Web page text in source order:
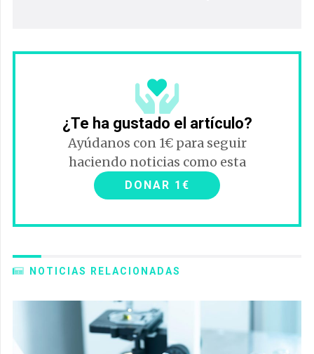
¿Te ha gustado el artículo?
Ayúdanos con 1€ para seguir
haciendo noticias como esta
DONAR 1€
NOTICIAS RELACIONADAS